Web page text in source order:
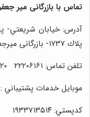
تماس با بازرگانی میر
آدرس: خيابان شريعتي-
پلاك ١٧٣٧- بازرگانی میرجعفری
تلفن تماس: ٢٢٢٠٦١٦١ ٢٢٢٠١٦٢٠ ميرجعفري
موبايل خدمات پشتيباني : ٠٩١٢١١٢٧٨٨٨
كدپستي: ١٩٣٣٧١٣٥١٤